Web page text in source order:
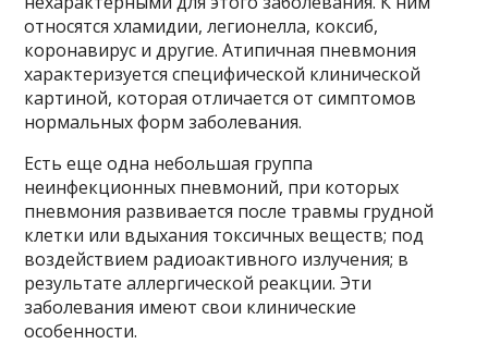
относятся хламидии, легионелла, коксиб,
коронавирус и другие. Атипичная пневмония
характеризуется специфической клинической
картиной, которая отличается от симптомов
нормальных форм заболевания.
Есть еще одна небольшая группа
неинфекционных пневмоний, при которых
пневмония развивается после травмы грудной
клетки или вдыхания токсичных веществ; под
воздействием радиоактивного излучения; в
результате аллергической реакции. Эти
заболевания имеют свои клинические
особенности.